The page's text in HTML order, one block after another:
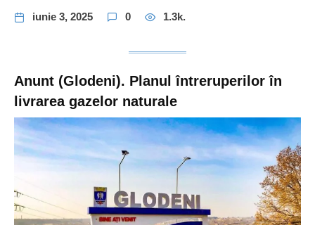
iunie 3, 2025 0 1.3k.
Anunt (Glodeni). Planul întreruperilor în
livrarea gazelor naturale